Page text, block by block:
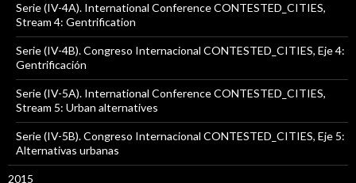
Serie (IV-4A). International Conference CONTESTED_CITIES,
Stream 4: Gentrification
Serie (IV-4B). Congreso Internacional CONTESTED_CITIES, Eje 4:
Gentrificación
Serie (IV-5A). International Conference CONTESTED_CITIES,
Stream 5: Urban alternatives
Serie (IV-5B). Congreso Internacional CONTESTED_CITIES, Eje 5:
Alternativas urbanas
2015